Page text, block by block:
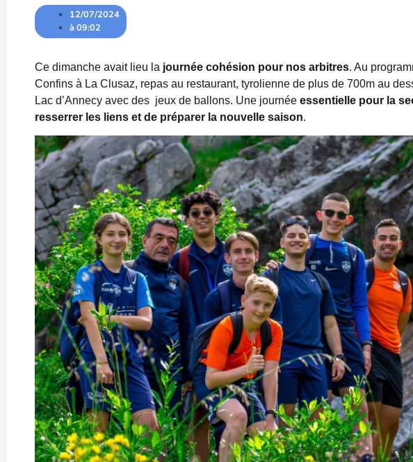
12/07/2024
à09:02
Ce dimanche avait lieu la journée cohésion pour nos arbitres. Au
Confins à La Clusaz, repas au restaurant, tyrolienne de plus de 700m au
Lac d’Annecy avec des jeux de ballons. Une journée essentielle pour la
resserrer les liens et de préparer la nouvelle saison.